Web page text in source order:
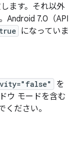
ます。それ以外
Android 7.0（API
true
になっていま
を
ウ モードを含む
ださい。